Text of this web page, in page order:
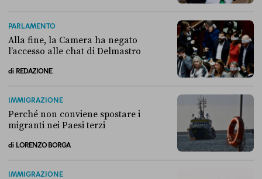
PARLAMENTO
Alla fine, la Camera ha negato
l’accesso alle chat di Delmastro
di REDAZIONE
IMMIGRAZIONE
Perché non conviene spostare i
migranti nei Paesi terzi
di LORENZO BORGA
IMMIGRAZIONE